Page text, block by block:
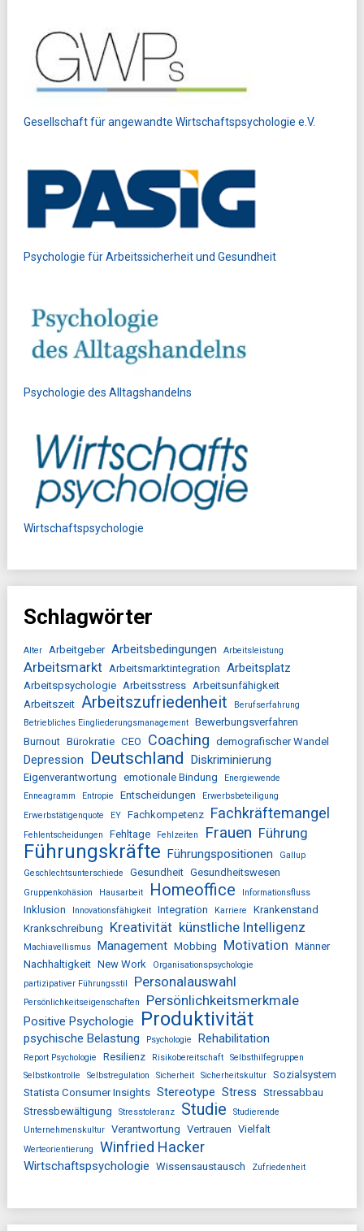
Gesellschaft für angewandte Wirtschaftspsychologie e.V.
Psychologie für Arbeitssicherheit und Gesundheit
Psychologie des Alltagshandelns
Wirtschaftspsychologie
Schlagwörter
Alter Arbeitgeber Arbeitsbedingungen Arbeitsleistung
Arbeitsmarkt Arbeitsmarktintegration Arbeitsplatz
Arbeitspsychologie Arbeitsstress
Arbeitsunfähigkeit
Arbeitszeit
Arbeitszufriedenheit
Berufserfahrung
Betriebliches Eingliederungsmanagement
Bewerbungsverfahren
Burnout Bürokratie CEO Coaching demografischer Wandel
Depression Deutschland Diskriminierung
Eigenverantwortung emotionale Bindung
Energiewende
Enneagramm
Entropie Entscheidungen
Erwerbsbeteiligung
Erwerbstätigenquote
EY Fachkompetenz Fachkräftemangel
Fehlentscheidungen Fehltage Fehlzeiten Frauen Führung
Führungskräfte Führungspositionen
Gallup
Geschlechtsunterschiede
Gesundheit Gesundheitswesen
Gruppenkohäsion Hausarbeit Homeoffice Informationsfluss
Inklusion Innovationsfähigkeit Integration Karriere
Krankenstand
Krankschreibung
Kreativität künstliche Intelligenz
Machiavellismus Management Mobbing Motivation Männer
Nachhaltigkeit New Work
Organisationspsychologie
partizipativer Führungsstil
Personalauswahl
Persönlichkeitseigenschaften Persönlichkeitsmerkmale
Positive Psychologie Produktivität
psychische Belastung Psychologie Rehabilitation
Report Psychologie Resilienz Risikobereitschaft
Selbsthilfegruppen
Selbstkontrolle
Selbstregulation Sicherheit Sicherheitskultur
Sozialsystem
Statista Consumer Insights Stereotype Stress Stressabbau
Stressbewältigung
Stresstoleranz Studie
Studierende
Unternehmenskultur
Verantwortung Vertrauen Vielfalt
Werteorientierung Winfried Hacker
Wirtschaftspsychologie Wissensaustausch Zufriedenheit